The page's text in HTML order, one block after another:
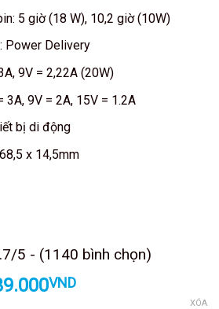
5 giờ (18 W), 10,2 giờ (10W)
Power Delivery
9V = 2,22A (20W)
3A, 9V = 2A, 15V = 1.2A
bị di động
x 14,5mm
5 - (1140 bình chọn)
VNDGiá
XÓA